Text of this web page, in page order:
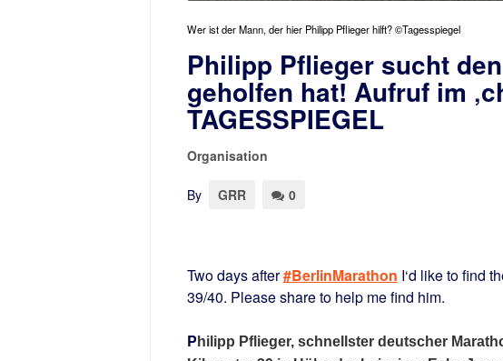
Wer ist der Mann, der hier Philipp Pflieger hilft? ©Tagesspiegel
Philipp Pflieger‏ sucht den Mann, der ihm in Berlin
geholfen hat! Aufruf im
TAGESSPIEGEL
Organisation
By GRR 0
Two days after#BerlinMarathon I‘d like to find
39/40. Please share to help me find him.
P hilipp Pflieger, schnellster deutscher